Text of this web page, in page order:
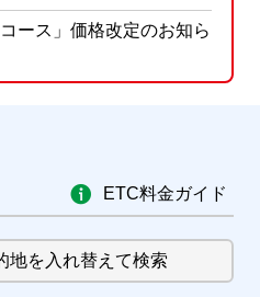
ース」価格改定のお知ら
地を入れ替えて検索
ETC料金ガイド